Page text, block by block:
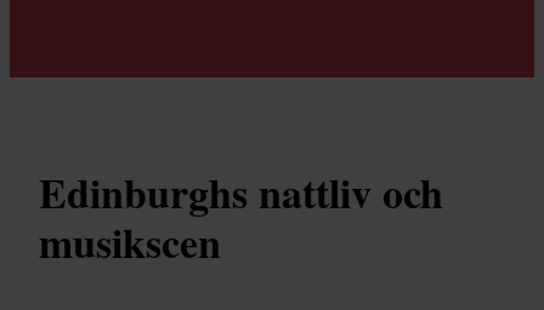
Edinburghs nattliv och
musikscen